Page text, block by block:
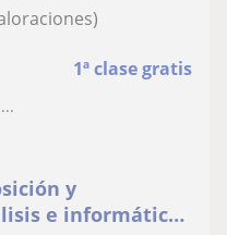
1ª clase gratis
y
e informática